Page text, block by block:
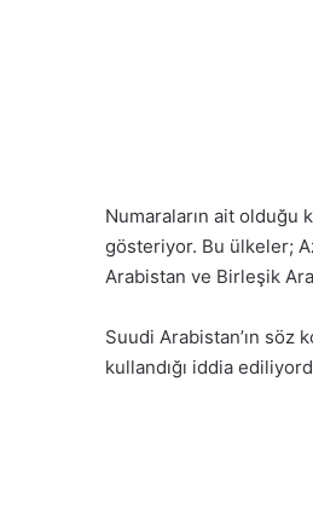
Numaraların ait olduğu
gösteriyor. Bu ülkeler;
Arabistan ve Birleşik
Suudi Arabistan’ın söz
kullandığı iddia